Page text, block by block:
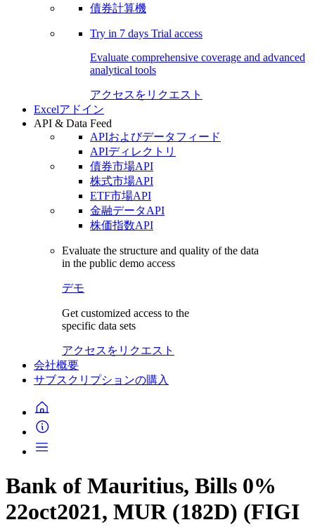
債券計算機
Try in 7 days Trial access
Evaluate comprehensive coverage and advanced
analytical tools
アクセスをリクエスト
Excelアドイン
API & Data Feed
APIおよびデータフィード
APIディレクトリ
債券市場API
株式市場API
ETF市場API
金融データAPI
株価指数API
Evaluate the structure and quality of the data
in the public demo access
デモ
Get customized access to the
specific data sets
アクセスをリクエスト
会社概要
サブスクリプションの購入
Bank of Mauritius, Bills 0%
22oct2021, MUR (182D) (FIGI